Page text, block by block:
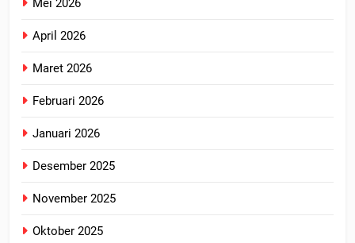
Mei 2026
April 2026
Maret 2026
Februari 2026
Januari 2026
Desember 2025
November 2025
Oktober 2025